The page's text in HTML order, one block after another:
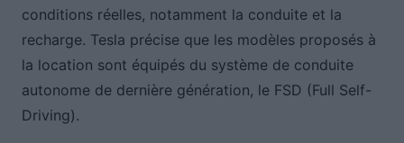
conditions réelles, notamment la conduite et la
recharge. Tesla précise que les modèles proposés à
la location sont équipés du système de conduite
autonome de dernière génération, le FSD (Full Self-
Driving).